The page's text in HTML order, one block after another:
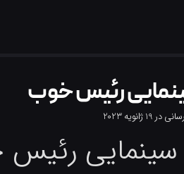
رئیس خوب
در 19 ژانویه 2023
سینمایی